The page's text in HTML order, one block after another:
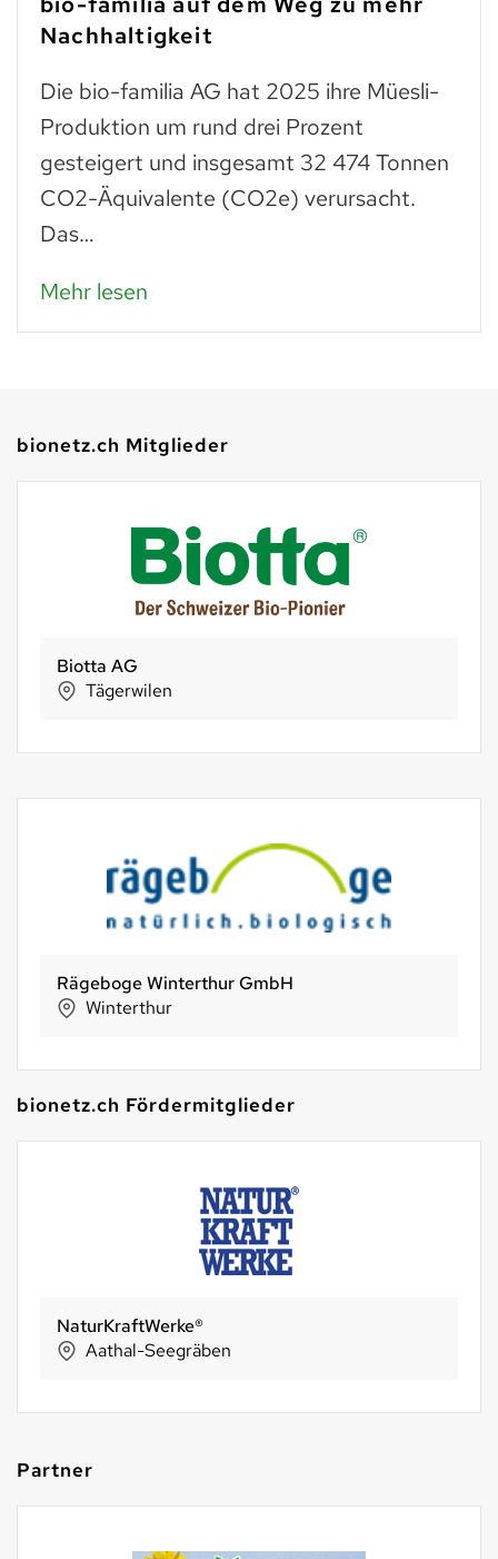
zum Teller
Trockenes Brot ist fast genauso wertvoll
wie frisches. Man muss einfach wissen,
was man daraus zubereiten kann: zu
Paniermehl verarbeitet, lassen…
bionetz.ch Mitglieder
Biotta AG
Tägerwilen
Rägeboge Winterthur GmbH
Winterthur
bionetz.ch Fördermitglieder
NaturKraftWerke®
Aathal-Seegräben
Partner